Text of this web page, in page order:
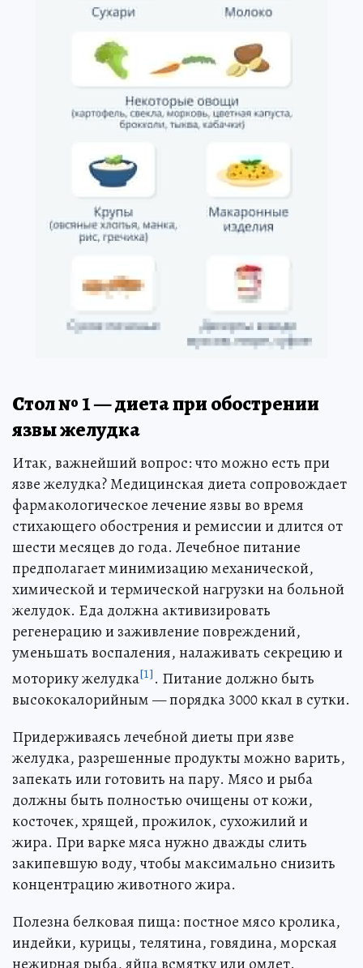
Стол № 1 — диета при обострении
язвы желудка
Итак, важнейший вопрос: что можно есть при
язве желудка? Медицинская диета сопровождает
фармакологическое лечение язвы во время
стихающего обострения и ремиссии и длится от
шести месяцев до года. Лечебное питание
предполагает минимизацию механической,
химической и термической нагрузки на больной
желудок. Еда должна активизировать
регенерацию и заживление повреждений,
уменьшать воспаления, налаживать секрецию и
моторику желудка[1]. Питание должно быть
высококалорийным — порядка 3000 ккал в сутки.
Придерживаясь лечебной диеты при язве
желудка, разрешенные продукты можно варить,
запекать или готовить на пару. Мясо и рыба
должны быть полностью очищены от кожи,
косточек, хрящей, прожилок, сухожилий и
жира. При варке мяса нужно дважды слить
закипевшую воду, чтобы максимально снизить
концентрацию животного жира.
Полезна белковая пища: постное мясо кролика,
индейки, курицы, телятина, говядина, морская